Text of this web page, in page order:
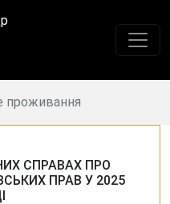
проживання
СПРАВАХ ПРО
ПРАВ У 2025